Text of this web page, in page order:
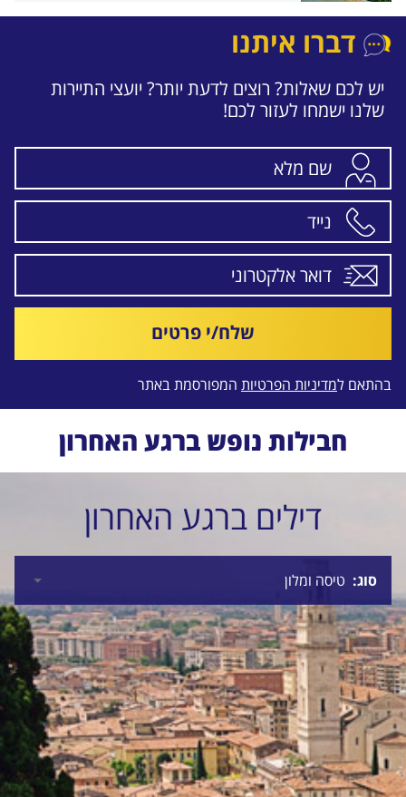
דברו איתנו
יש לכם שאלות? רוצים לדעת יותר? יועצי התיירות
שלנו ישמחו לעזור לכם!
שלח/י פרטים
בהתאם למדיניות הפרטיות המפורסמת באתר
חבילות נופש ברגע האחרון
דילים ברגע האחרון
סוג